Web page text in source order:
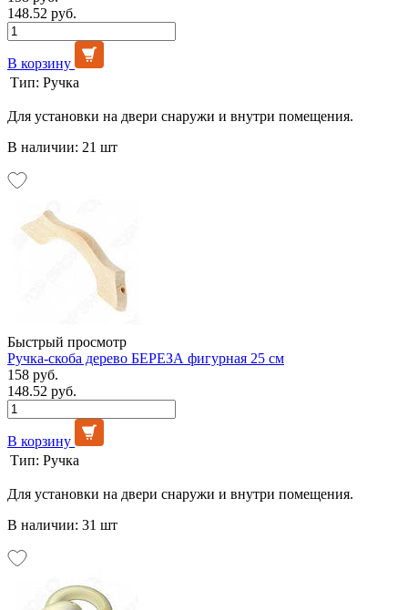
148.52 руб.
В корзину
Тип: Ручка
Для установки на двери снаружи и внутри помещения.
В наличии: 21 шт
Быстрый просмотр
Ручка-скоба дерево БЕРЕЗА фигурная 25 см
158 руб.
148.52 руб.
В корзину
Тип: Ручка
Для установки на двери снаружи и внутри помещения.
В наличии: 31 шт